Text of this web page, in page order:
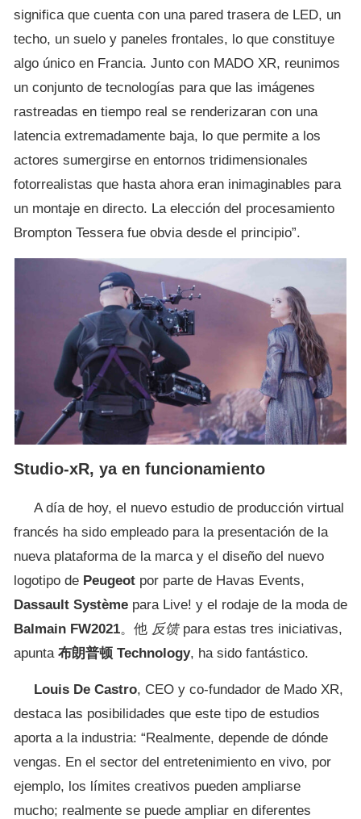
significa que cuenta con una pared trasera de LED, un
techo, un suelo y paneles frontales, lo que constituye
algo único en Francia. Junto con MADO XR, reunimos
un conjunto de tecnologías para que las imágenes
rastreadas en tiempo real se renderizaran con una
latencia extremadamente baja, lo que permite a los
actores sumergirse en entornos tridimensionales
fotorrealistas que hasta ahora eran inimaginables para
un montaje en directo. La elección del procesamiento
Brompton Tessera fue obvia desde el principio”.
Studio-xR, ya en funcionamiento
A día de hoy, el nuevo estudio de producción virtual
francés ha sido empleado para la presentación de la
nueva plataforma de la marca y el diseño del nuevo
logotipo de Peugeot por parte de Havas Events,
Dassault Système para Live! y el rodaje de la moda de
Balmain FW2021。他 反馈 para estas tres iniciativas,
apunta 布朗普顿 Technology, ha sido fantástico.
Louis De Castro, CEO y co-fundador de Mado XR,
destaca las posibilidades que este tipo de estudios
aporta a la industria: “Realmente, depende de dónde
vengas. En el sector del entretenimiento en vivo, por
ejemplo, los límites creativos pueden ampliarse
mucho; realmente se puede ampliar en diferentes